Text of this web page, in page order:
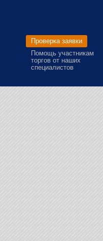
Проверка заявки
Помощь участникам
торгов от наших
специалистов